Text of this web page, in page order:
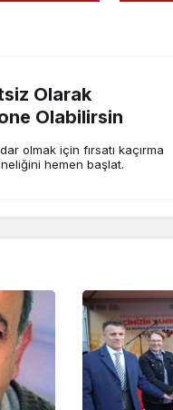
Olarak
Olabilirsin
olmak için fırsatı kaçırma
hemen başlat.